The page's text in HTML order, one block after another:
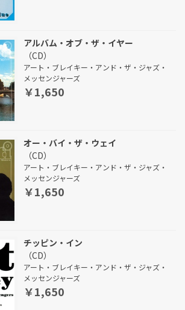
アルバム・オブ・ザ・イヤー
（CD）
アート・ブレイキー・アンド・ザ・ジャズ・
メッセンジャーズ
￥1,650
オー・バイ・ザ・ウェイ
（CD）
アート・ブレイキー・アンド・ザ・ジャズ・
メッセンジャーズ
￥1,650
チッピン・イン
（CD）
アート・ブレイキー・アンド・ザ・ジャズ・
メッセンジャーズ
￥1,650